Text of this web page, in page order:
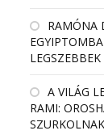
RAMÓNA
A VILÁG
RAMI: